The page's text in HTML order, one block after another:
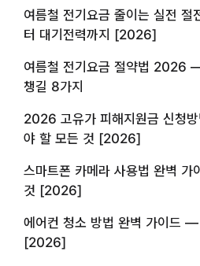
여름철 전기요금 줄이는 실전
터 대기전력까지 [2026]
여름철 전기요금 절약법 2026
챙길 8가지
2026 고유가 피해지원금 신청
야 할 모든 것 [2026]
스마트폰 카메라 사용법 완벽
것 [2026]
에어컨 청소 방법 완벽 가이드
[2026]